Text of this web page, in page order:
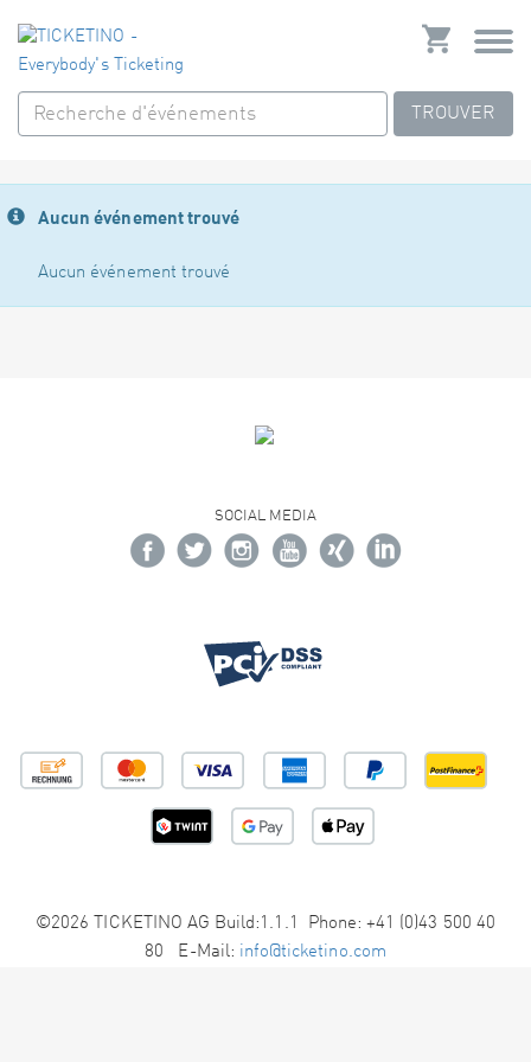
TROUVER
Aucun événement trouvé
Aucun événement trouvé
SOCIAL MEDIA
©2026 TICKETINO AG Build:1.1.1 Phone: +41 (0)43 500 40
80 E-Mail: info@ticketino.com